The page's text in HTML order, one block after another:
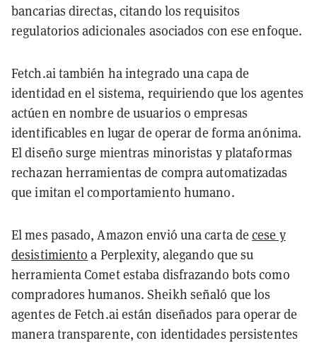
bancarias directas, citando los requisitos
regulatorios adicionales asociados con ese enfoque.
Fetch.ai también ha integrado una capa de
identidad en el sistema, requiriendo que los agentes
actúen en nombre de usuarios o empresas
identificables en lugar de operar de forma anónima.
El diseño surge mientras minoristas y plataformas
rechazan herramientas de compra automatizadas
que imitan el comportamiento humano.
El mes pasado, Amazon envió una carta decese y
desistimiento a Perplexity, alegando que su
herramienta Comet estaba disfrazando bots como
compradores humanos. Sheikh señaló que los
agentes de Fetch.ai están diseñados para operar de
manera transparente, con identidades persistentes